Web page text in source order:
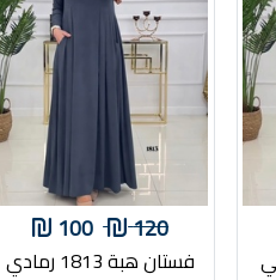
120
100
فستان هبة 1813 رمادي